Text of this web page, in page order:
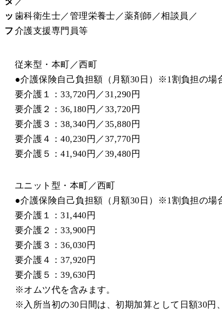
ッ
フ
歯科衛生士／管理栄養士／薬剤師／相談員／
介護支援専門員等
従来型・本町／西町
●介護保険自己負担額（月額30日）※1割負担の場
要介護１：33,720円／31,290円
要介護２：36,180円／33,720円
要介護３：38,340円／35,880円
要介護４：40,230円／37,770円
要介護５：41,940円／39,480円
ユニット型・本町／西町
●介護保険自己負担額（月額30日）※1割負担の場
要介護１：31,440円
要介護２：33,900円
要介護３：36,030円
要介護４：37,920円
要介護５：39,630円
※オムツ代を含みます。
※入所当初の30日間は、初期加算として日額30円